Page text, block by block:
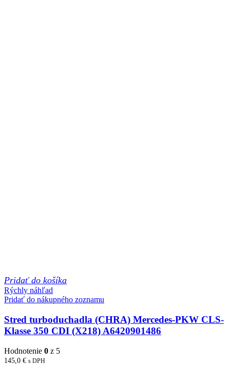
Pridať do košíka
Rýchly náhľad
Pridať do nákupného zoznamu
Stred turboduchadla (CHRA) Mercedes-PKW CLS-
Klasse 350 CDI (X218) A6420901486
Hodnotenie 0 z 5
145,0 € s DPH